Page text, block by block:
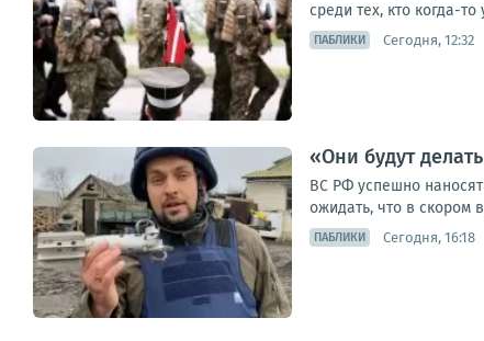
среди тех, кто когда-
ПАБЛИКИ Сегодня, 12:32
«Они будут
ВС РФ успешно
ожидать, что в скором
ПАБЛИКИ Сегодня, 16:18